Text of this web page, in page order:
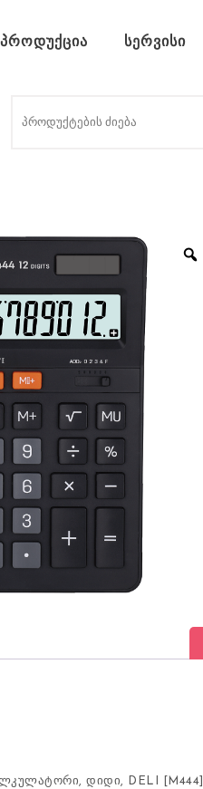
პროდუქცია სერვისი
დიდი, DELI [M444]“